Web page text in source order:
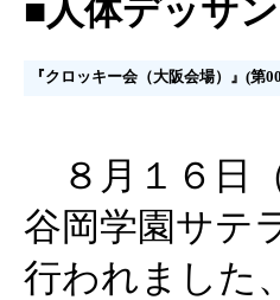
■人体デッサ
『クロッキー会（大阪会場）』(第
８月１６日
谷岡学園サテ
行われました